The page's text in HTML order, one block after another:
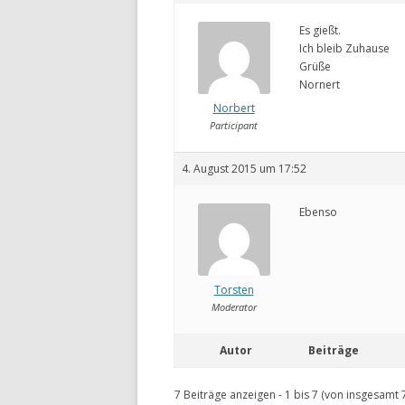
Norbert
Participant
Es gießt.
Ich bleib Zuhause
Grüße
Nornert
4. August 2015 um 17:52
Torsten
Moderator
Ebenso
Autor Beiträge
7 Beiträge anzeigen - 1 bis 7 (von insgesamt